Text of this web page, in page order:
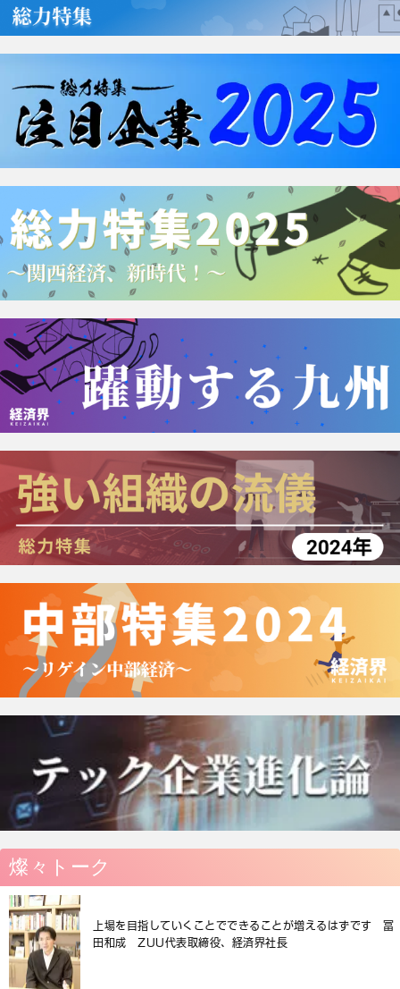
燦々トーク
上場を目指していくことでできることが増えるはずです 冨
田和成 ZUU代表取締役、経済界社長